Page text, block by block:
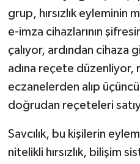
grup, hırsızlık eyleminin
e-imza cihazlarının
çalıyor, ardından cihaza
adına reçete düzenliyor,
eczanelerden alıp
doğrudan reçeteleri
Savcılık, bu kişilerin
nitelikli hırsızlık, bilişim